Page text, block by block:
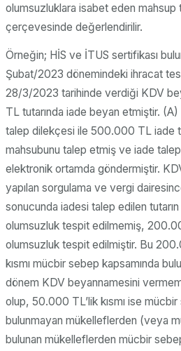
olumsuzluklara isabet eden mahsup
çerçevesinde değerlendirilir.
Örneğin; HİS ve İTUS sertifikası
Şubat/2023 dönemindeki ihracat
28/3/2023 tarihinde verdiği KDV
TL tutarında iade beyan etmiştir.
talep dilekçesi ile 500.000 TL iade
mahsubunu talep etmiş ve iade
elektronik ortamda göndermiştir.
yapılan sorgulama ve vergi
sonucunda iadesi talep edilen
olumsuzluk tespit edilmemiş,
olumsuzluk tespit edilmiştir. Bu
kısmı mücbir sebep kapsamında
dönem KDV beyannamesini
olup, 50.000 TL’lik kısmı ise
bulunmayan mükelleflerden (veya
bulunan mükelleflerden mücbir